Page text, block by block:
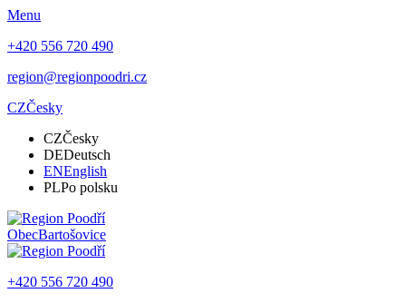
Menu
+420 556 720 490
region@regionpoodri.cz
CZČesky
CZČesky
DEDeutsch
ENEnglish
PLPo polsku
ObecBartošovice
+420 556 720 490